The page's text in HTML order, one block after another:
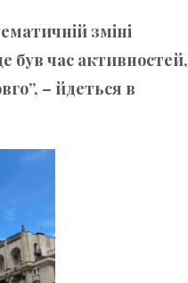
зміні
був час активностей,
– йдеться в